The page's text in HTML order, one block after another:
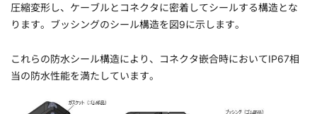
圧縮変形し、ケーブルとコネクタに密着してシールする構造とな
ります。ブッシングのシール構造を図9に示します。
これらの防水シール構造により、コネクタ嵌合時においてIP67相
当の防水性能を満たしています。